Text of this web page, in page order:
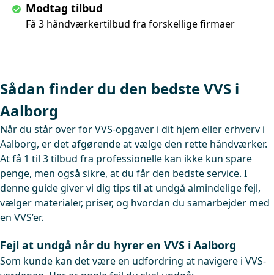
Modtag tilbud
Få 3 håndværkertilbud fra forskellige firmaer
Sådan finder du den bedste VVS i
Aalborg
Når du står over for VVS-opgaver i dit hjem eller erhverv i
Aalborg, er det afgørende at vælge den rette håndværker.
At få 1 til 3 tilbud fra professionelle kan ikke kun spare
penge, men også sikre, at du får den bedste service. I
denne guide giver vi dig tips til at undgå almindelige fejl,
vælger materialer, priser, og hvordan du samarbejder med
en VVS’er.
Fejl at undgå når du hyrer en VVS i Aalborg
Som kunde kan det være en udfordring at navigere i VVS-